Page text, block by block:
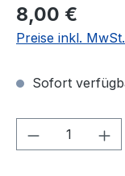
Regulärer Preis:
8,00 €
Preise inkl.
Sofort
Produkt